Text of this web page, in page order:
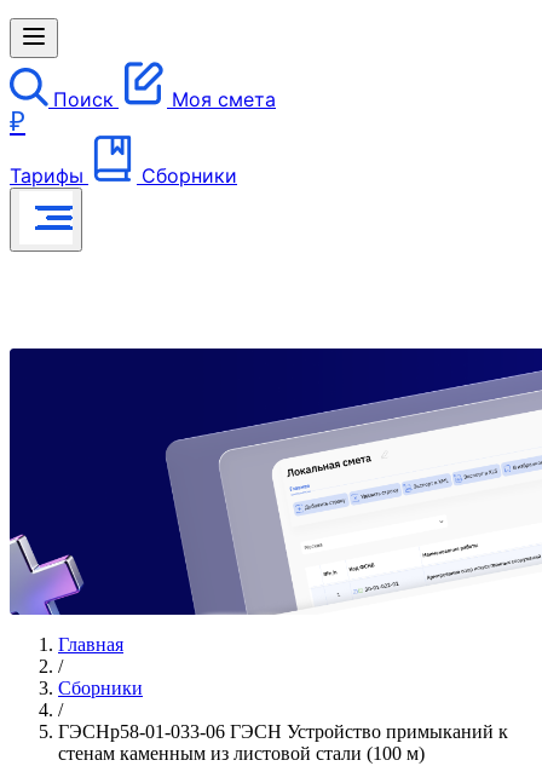
Поиск Моя смета
₽
Тарифы Сборники
Главная
/
Сборники
/
ГЭСНр58-01-033-06 ГЭСН Устройство примыканий к
стенам каменным из листовой стали (100 м)